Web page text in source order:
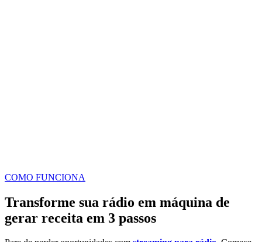
COMO FUNCIONA
Transforme sua rádio em máquina de
gerar receita em 3 passos